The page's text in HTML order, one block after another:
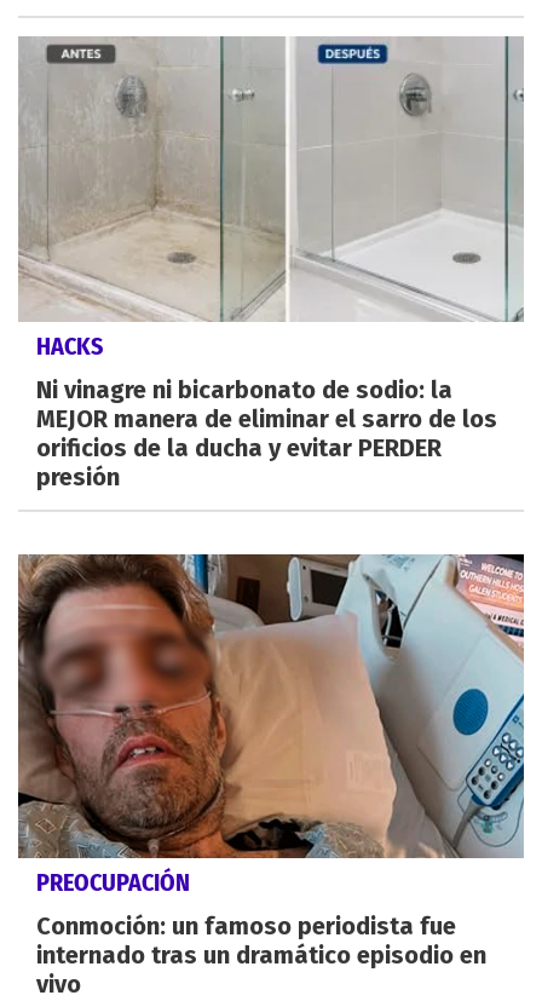
HACKS
Ni vinagre ni bicarbonato de sodio: la
MEJOR manera de eliminar el sarro de los
orificios de la ducha y evitar PERDER
presión
PREOCUPACIÓN
Conmoción: un famoso periodista fue
internado tras un dramático episodio en
vivo